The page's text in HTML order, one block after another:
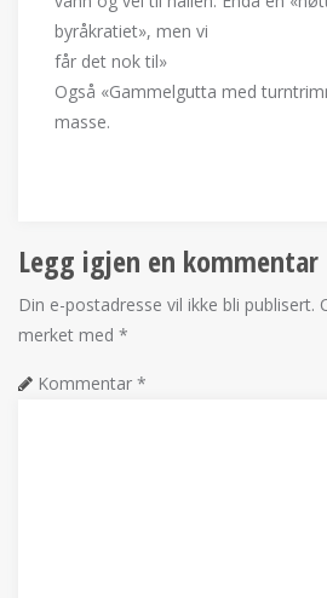
byråkratiet», men vi
får det nok til»
Også «Gammelgutta med
masse.
Legg igjen en kommentar
Din e-postadresse vil ikke bli publisert.
merket med *
Kommentar *